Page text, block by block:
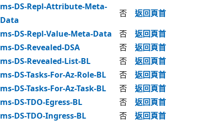
ms-DS-Repl-Attribute-Meta-
Data
否
返回頁首
ms-DS-Repl-Value-Meta-Data
否
返回頁首
ms-DS-Revealed-DSA
否
返回頁首
ms-DS-Revealed-List-BL
否
返回頁首
ms-DS-Tasks-For-Az-Role-BL
否
返回頁首
ms-DS-Tasks-For-Az-Task-BL
否
返回頁首
ms-DS-TDO-Egress-BL
否
返回頁首
ms-DS-TDO-Ingress-BL
否
返回頁首